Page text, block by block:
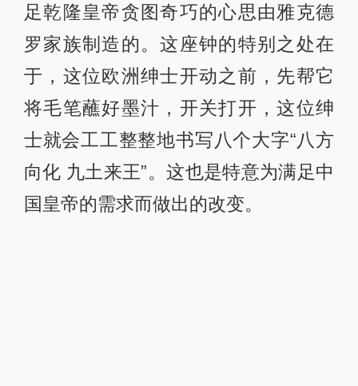
足乾隆皇帝贪图奇巧的心思由雅克德
罗家族制造的。这座钟的特别之处在
于，这位欧洲绅士开动之前，先帮它
将毛笔蘸好墨汁，开关打开，这位绅
士就会工工整整地书写八个大字“八方
向化 九土来王”。这也是特意为满足中
国皇帝的需求而做出的改变。